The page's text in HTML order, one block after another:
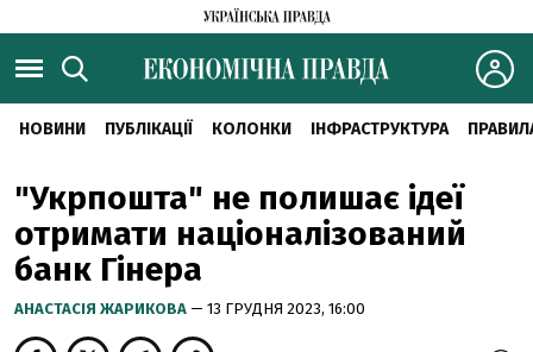
НОВИНИ ПУБЛІКАЦІЇ КОЛОНКИ ІНФРАСТРУКТУРА
"Укрпошта" не полишає ідеї
отримати націоналізований
банк Гінера
АНАСТАСІЯ ЖАРИКОВА — 13 ГРУДНЯ 2023, 16:00